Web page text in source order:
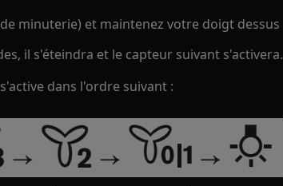
minuterie) et maintenez votre doigt dessus
il s'éteindra et le capteur suivant s'activera.
dans l'ordre suivant :